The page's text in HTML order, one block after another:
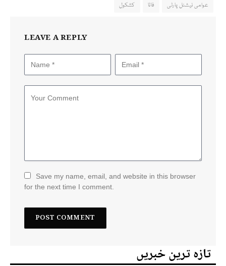
عوامی نیشنل پارٹی
فاٹا کشکول
LEAVE A REPLY
Save my name, email, and website in this browser
for the next time I comment.
تازہ ترین خبریں